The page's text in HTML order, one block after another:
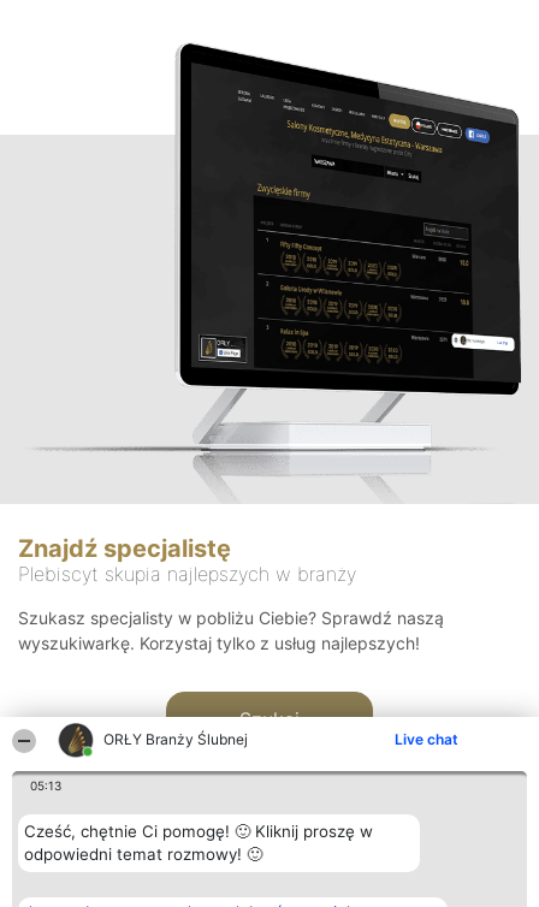
ORŁY Branży Ślubnej Live chat
05:13
Cześć, chętnie Ci pomogę! 🙂 Kliknij proszę w
odpowiedni temat rozmowy! 🙂
Znajdź specjalistę
Plebiscyt skupia najlepszych w branży
Szukasz specjalisty w pobliżu Ciebie? Sprawdź naszą
wyszukiwarkę. Korzystaj tylko z usług najlepszych!
Szukaj
Organizator plebiscytu Plebiscyt Kontakt